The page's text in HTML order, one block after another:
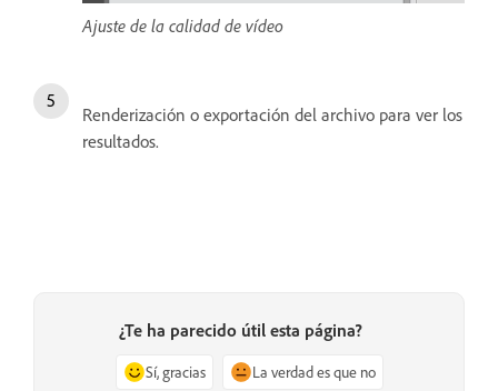
Ajuste de la calidad de vídeo
Renderización o exportación del archivo para ver los
resultados.
¿Te ha parecido útil esta página?
Sí, gracias La verdad es que no